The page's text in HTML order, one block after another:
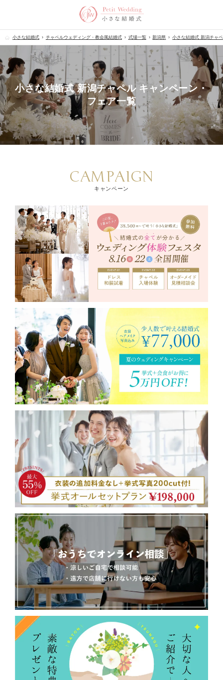
小さな結婚式 チャペルウェディング・教会風結婚式 式場一覧 新潟県 小さな結婚式 新潟チャ
小さな結婚式 新潟チャペル キャンペーン・
フェア一覧
CAMPAIGN
キャンペーン